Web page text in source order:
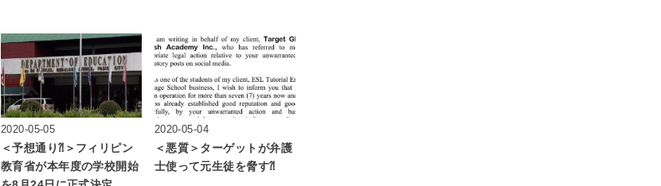
2020-05-05
＜予想通り⁈＞フィリピン
教育省が本年度の学校開始
2020-05-04
＜悪質＞ターゲットが弁護
士使って元生徒を脅す⁈